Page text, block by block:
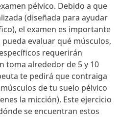
pélvico. Debido a que
(diseñada para ayudar
el examen es importante
evaluar qué músculos,
requerirán
toma alrededor de 5 y 10
te pedirá que contraiga
de tu suelo pélvico
la micción). Este ejercicio
se encuentran estos